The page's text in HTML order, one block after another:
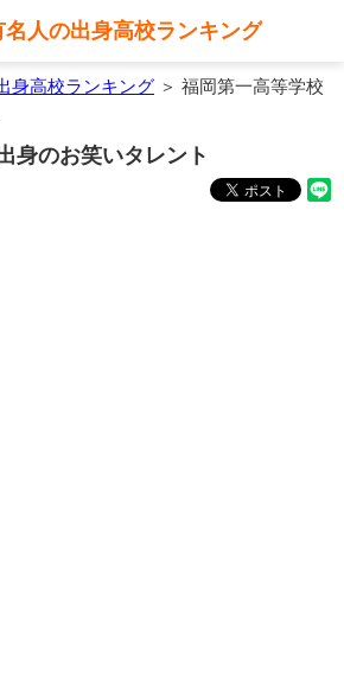
名人の出身高校ランキング
身高校ランキング ＞ 福岡第一高等学校
身のお笑いタレント